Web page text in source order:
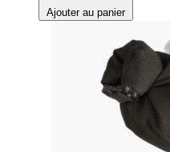
Ajouter au panier